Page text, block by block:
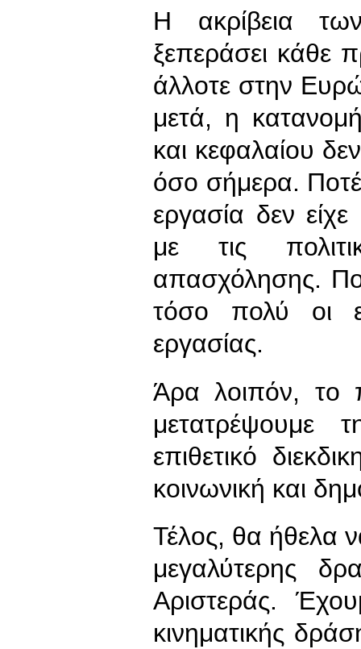
Η ακρίβεια
ξεπεράσει κάθε
άλλοτε στην
μετά, η
και κεφαλαίου
όσο σήμερα.
εργασία δεν
με τις
απασχόλησης.
τόσο πολύ οι
εργασίας.
Άρα λοιπόν, το
μετατρέψουμε
επιθετικό
κοινωνική και
Τέλος, θα ήθελα
μεγαλύτερης
Αριστεράς.
κινηματικής